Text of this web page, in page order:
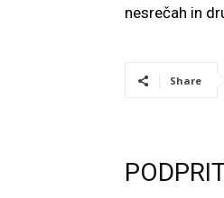
nesrečah in
Share